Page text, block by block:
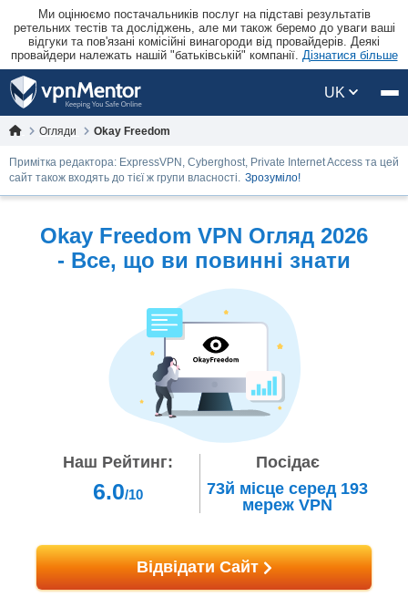
Ми оцінюємо постачальників послуг на підставі результатів
ретельних тестів та досліджень, але ми також беремо до уваги ваші
відгуки та пов'язані комісійні винагороди від провайдерів. Деякі
провайдери належать нашій "батьківській" компанії. Дізнатися більше
UK
Огляди Okay Freedom
Примітка редактора: ExpressVPN, Cyberghost, Private Internet Access та цей
сайт також входять до тієї ж групи власності. Зрозуміло!
Okay Freedom VPN Огляд 2026
- Все, що ви повинні знати
Наш Рейтинг:
6.0/10
Посідає
73й місце серед 193
мереж VPN
Відвідати Сайт